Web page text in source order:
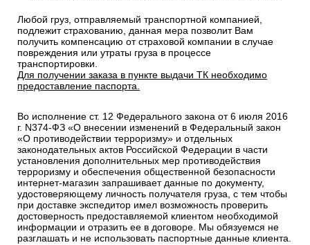
Любой груз, отправляемый транспортной компанией,
подлежит страхованию, данная мера позволит Вам
получить компенсацию от страховой компании в случае
повреждения или утраты груза в процессе
транспортировки.
Для получении заказа в пункте выдачи ТК необходимо
предоставление паспорта.
Во исполнение ст. 12 Федерального закона от 6 июля 2016
г. N374-ФЗ «О внесении изменений в Федеральный закон
«О противодействии терроризму» и отдельных
законодательных актов Российской Федерации в части
установления дополнительных мер противодействия
терроризму и обеспечения общественной безопасности
интернет-магазин запрашивает данные по документу,
удостоверяющему личность получателя груза, с тем чтобы
при доставке экспедитор имел возможность проверить
достоверность предоставляемой клиентом необходимой
информации и отразить ее в договоре. Мы обязуемся не
разглашать и не использовать паспортные данные клиента.